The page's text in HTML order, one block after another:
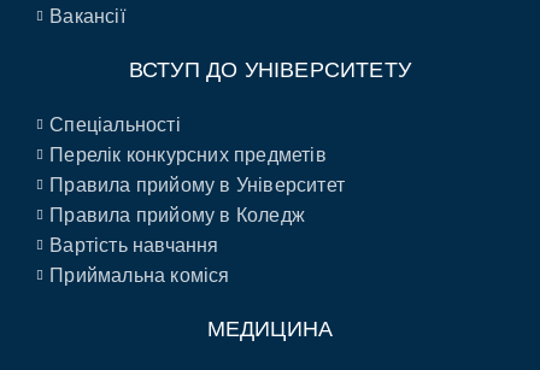
Вакансії
ВСТУП ДО УНІВЕРСИТЕТУ
Спеціальності
Перелік конкурсних предметів
Правила прийому в Університет
Правила прийому в Коледж
Вартість навчання
Приймальна коміся
МЕДИЦИНА